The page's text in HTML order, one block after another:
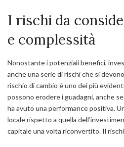
I rischi da
e complessità
Nonostante i potenziali benefici,
anche una serie di rischi che si
rischio di cambio è uno dei più
possono erodere i guadagni, anche
ha avuto una performance positiva.
locale rispetto a quella
capitale una volta riconvertito. Il